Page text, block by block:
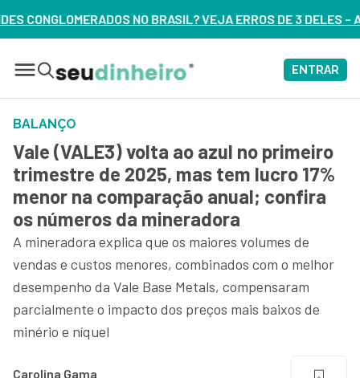
VEJA ERROS DE 3 DELES – ASSISTA AGORA
ENTRAR
BALANÇO
Vale (VALE3) volta ao azul no primeiro
trimestre de 2025, mas tem lucro 17%
menor na comparação anual; confira
os números da mineradora
A mineradora explica que os maiores volumes de
vendas e custos menores, combinados com o melhor
desempenho da Vale Base Metals, compensaram
parcialmente o impacto dos preços mais baixos de
minério e níquel
Carolina Gama